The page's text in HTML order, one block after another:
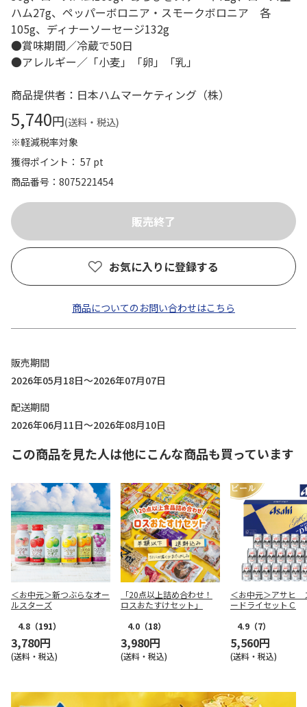
ハム27g、ペッパーボロニア・スモークボロニア 各
105g、ディナーソーセージ132g
●賞味期間／冷蔵で50日
●アレルギー／「小麦」「卵」「乳」
商品提供者：日本ハムマーケティング（株）
5,740円(送料・税込)
※軽減税率対象
獲得ポイント： 57 pt
商品番号
8075221454
お気に入りに登録する
商品についてのお問い合わせはこちら
販売期間
2026年05月18日～2026年07月07日
配送期間
2026年06月11日～2026年08月10日
この商品を見た人は他にこんな商品も買っています
＜お中元＞新つぶらなオー
ルスターズ
4.8 （191）
3,780円
(送料・税込)
「20点以上詰め合わせ！
ロスおたすけセット」
4.0 （18）
3,980円
(送料・税込)
＜お中元＞アサヒ
ードライセットＣ
4.9 （7）
5,560円
(送料・税込)